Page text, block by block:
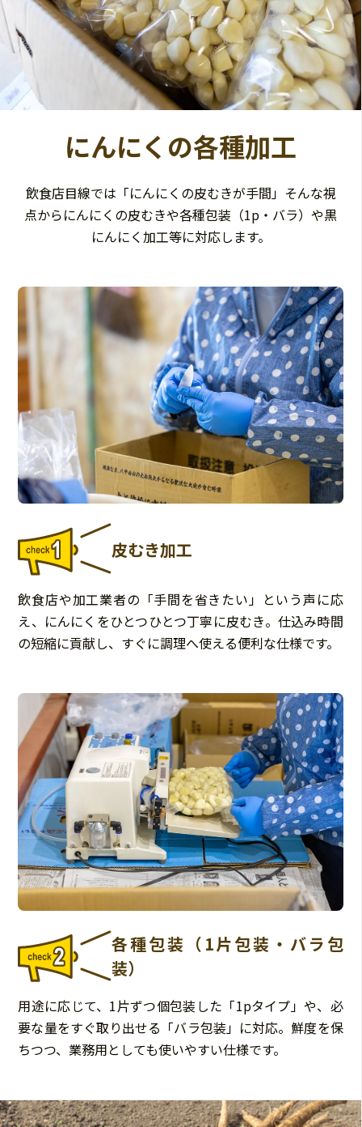
にんにくの各種加工
飲食店目線では「にんにくの皮むきが手間」そんな視
点からにんにくの皮むきや各種包装（1p・バラ）や黒
にんにく加工等に対応します。
皮むき加工
飲食店や加工業者の「手間を省きたい」という声に応
え、にんにくをひとつひとつ丁寧に皮むき。仕込み時間
の短縮に貢献し、すぐに調理へ使える便利な仕様です。
各種包装（1片包装・バラ包
装）
用途に応じて、1片ずつ個包装した「1pタイプ」や、必
要な量をすぐ取り出せる「バラ包装」に対応。鮮度を保
ちつつ、業務用としても使いやすい仕様です。